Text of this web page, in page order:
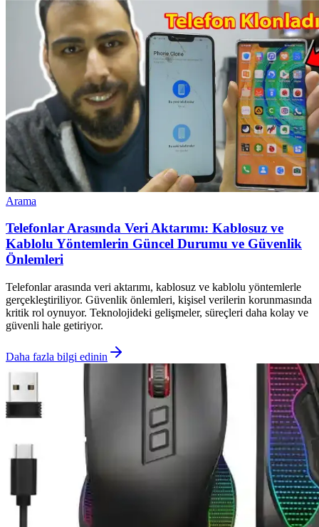
Arama
Telefonlar Arasında Veri Aktarımı: Kablosuz ve
Kablolu Yöntemlerin Güncel Durumu ve Güvenlik
Önlemleri
Telefonlar arasında veri aktarımı, kablosuz ve kablolu yöntemlerle
gerçekleştiriliyor. Güvenlik önlemleri, kişisel verilerin korunmasında
kritik rol oynuyor. Teknolojideki gelişmeler, süreçleri daha kolay ve
güvenli hale getiriyor.
Daha fazla bilgi edinin